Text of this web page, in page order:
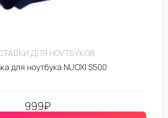
ДЛЯ НОУТБУКОВ
для ноутбука NUOXI S500
999₽